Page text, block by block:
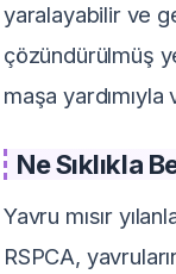
yaralayabilir ve
çözündürülmüş
maşa
Ne Sıklıkla
Yavru mısır
RSPCA,